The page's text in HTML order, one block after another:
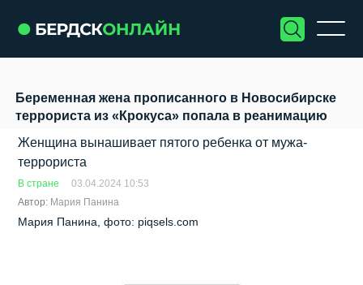
Беременная жена прописанного в Новосибирске
террориста из «Крокуса» попала в реанимацию
Женщина вынашивает пятого ребенка от мужа-
террориста
В стране
03.04.2024 10:53
Автор: Мария Панина
Мария Панина, фото: piqsels.com